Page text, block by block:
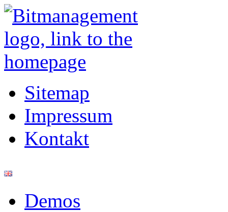
Sitemap
Impressum
Kontakt
Demos